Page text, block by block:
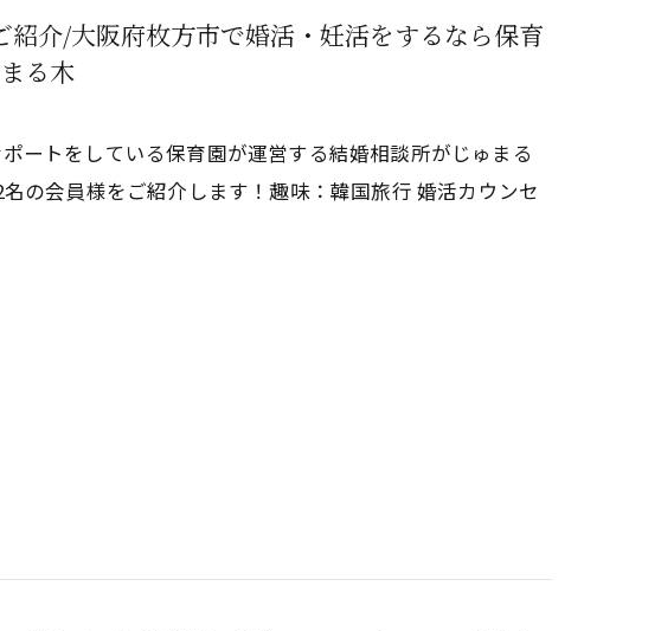
介/大阪府枚方市で婚活・妊活をするなら保育
る木
ートをしている保育園が運営する結婚相談所がじゅまる
の会員様をご紹介します！趣味：韓国旅行 婚活カウンセ